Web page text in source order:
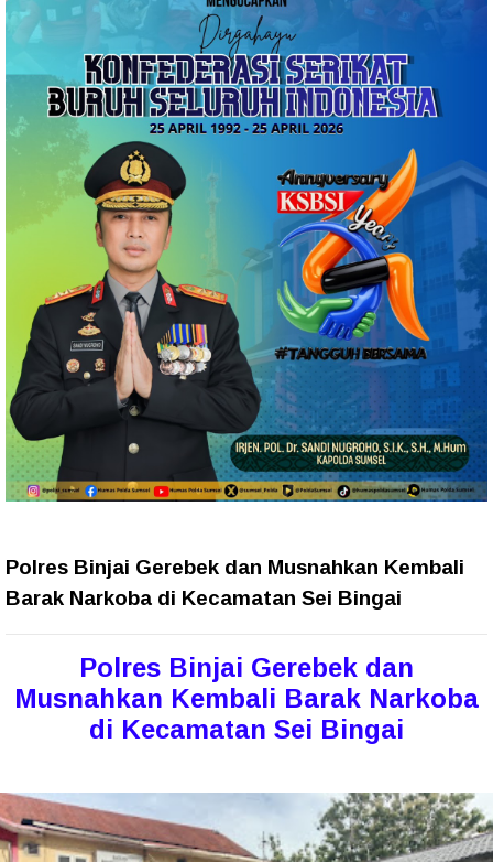
Polres Binjai Gerebek dan Musnahkan Kembali
Barak Narkoba di Kecamatan Sei Bingai
Polres Binjai Gerebek dan
Musnahkan Kembali Barak Narkoba
di Kecamatan Sei Bingai